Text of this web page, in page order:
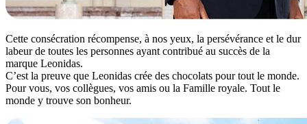
Cette consécration récompense, à nos yeux, la persévérance et le dur
labeur de toutes les personnes ayant contribué au succès de la
marque Leonidas.
C’est la preuve que Leonidas crée des chocolats pour tout le monde.
Pour vous, vos collègues, vos amis ou la Famille royale. Tout le
monde y trouve son bonheur.